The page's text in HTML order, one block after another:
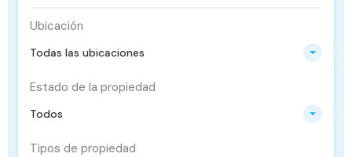
Ubicación
Todas las ubicaciones
Estado de la propiedad
Todos
Tipos de propiedad